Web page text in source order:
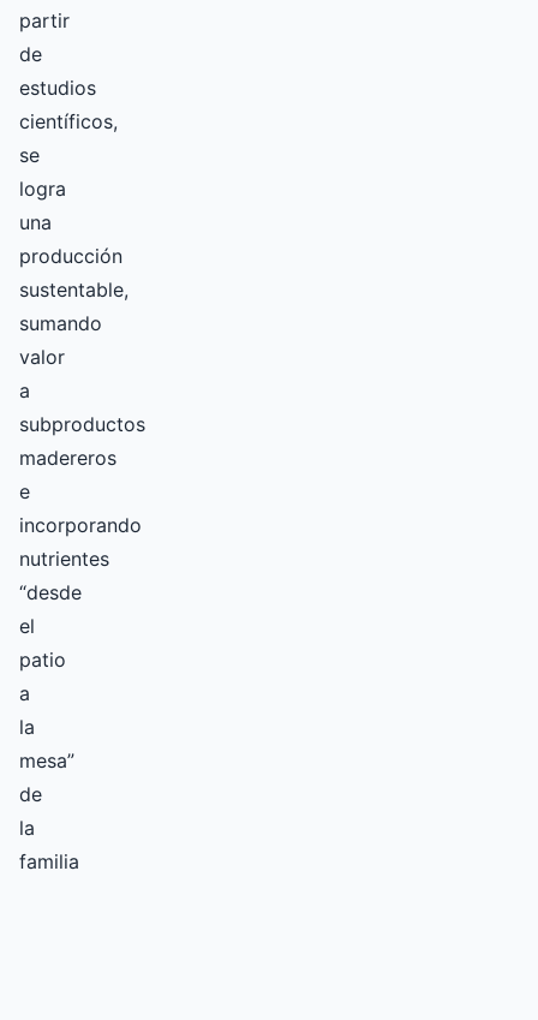
partir
de
estudios
científicos,
se
logra
una
producción
sustentable,
sumando
valor
a
subproductos
madereros
e
incorporando
nutrientes
“desde
el
patio
a
la
mesa”
de
la
familia